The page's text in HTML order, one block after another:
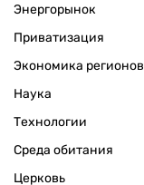
Энергорынок
Приватизация
Экономика регионов
Наука
Технологии
Среда обитания
Церковь